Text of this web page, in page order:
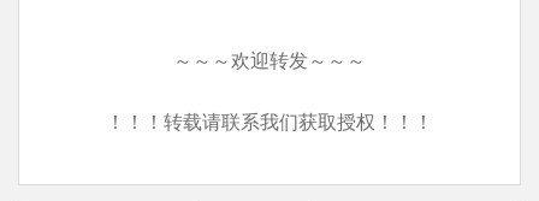
～～～欢迎转发～～～
！！！转载请联系我们获取授权！！！